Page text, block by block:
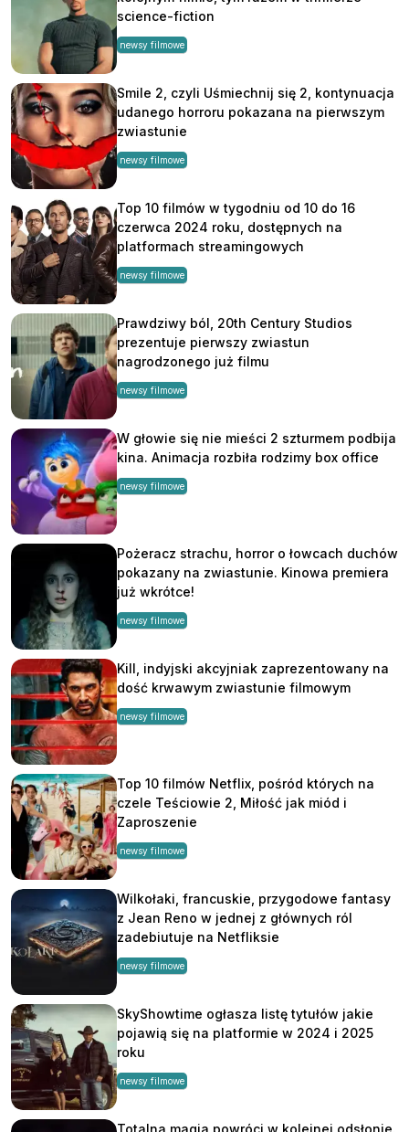
science-fiction
newsy filmowe
Smile 2, czyli Uśmiechnij się 2, kontynuacja
udanego horroru pokazana na pierwszym
zwiastunie
newsy filmowe
Top 10 filmów w tygodniu od 10 do 16
czerwca 2024 roku, dostępnych na
platformach streamingowych
newsy filmowe
Prawdziwy ból, 20th Century Studios
prezentuje pierwszy zwiastun
nagrodzonego już filmu
newsy filmowe
W głowie się nie mieści 2 szturmem podbija
kina. Animacja rozbiła rodzimy box office
newsy filmowe
Pożeracz strachu, horror o łowcach duchów
pokazany na zwiastunie. Kinowa premiera
już wkrótce!
newsy filmowe
Kill, indyjski akcyjniak zaprezentowany na
dość krwawym zwiastunie filmowym
newsy filmowe
Top 10 filmów Netflix, pośród których na
czele Teściowie 2, Miłość jak miód i
Zaproszenie
newsy filmowe
Wilkołaki, francuskie, przygodowe fantasy
z Jean Reno w jednej z głównych ról
zadebiutuje na Netfliksie
newsy filmowe
SkyShowtime ogłasza listę tytułów jakie
pojawią się na platformie w 2024 i 2025
roku
newsy filmowe